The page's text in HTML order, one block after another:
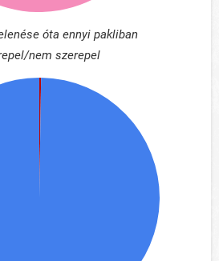
óta ennyi pakliban
nem szerepel